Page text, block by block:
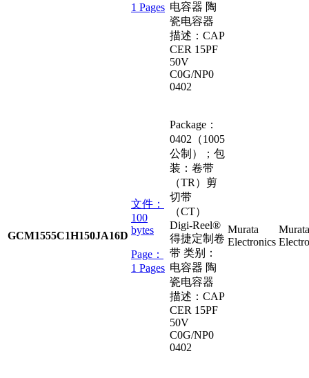
1 Pages 电容器 陶
瓷电容器
描述：CAP
CER 15PF
50V
C0G/NP0
0402
GCM1555C1H150JA16D
文件：
100
bytes
Page：
1 Pages
Package：
0402（1005
公制）；包
装：卷带
（TR）剪
切带
（CT）
Digi-Reel®
得捷定制卷
带 类别：
电容器 陶
瓷电容器
描述：CAP
CER 15PF
50V
C0G/NP0
0402
Murata
Electronics
Murata